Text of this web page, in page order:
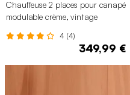
Chauffeuse 2 places pour canapé
modulable crème, vintage
4 (4)
349,99 €